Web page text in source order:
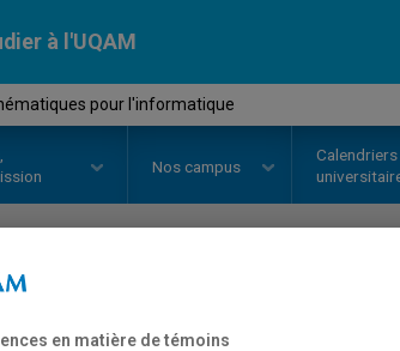
à l'UQAM
pour l'informatique
Nos campus
Calendriers
en matière de témoins